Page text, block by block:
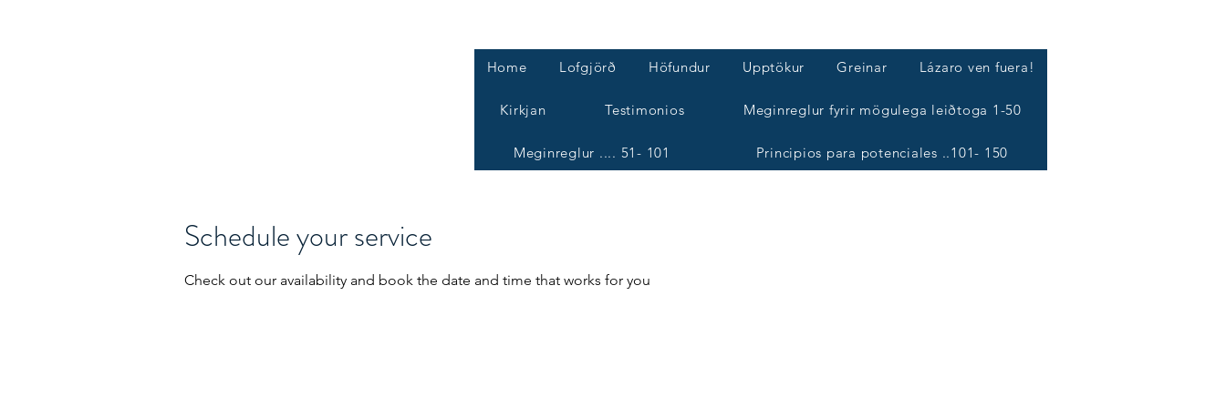
Home Lofgjörð Höfundur Upptökur Greinar Lázaro ven fuera!
Kirkjan Testimonios Meginreglur fyrir mögulega leiðtoga 1-50
Meginreglur .... 51- 101 Principios para potenciales ..101- 150
Schedule your service
Check out our availability and book the date and time that works for you